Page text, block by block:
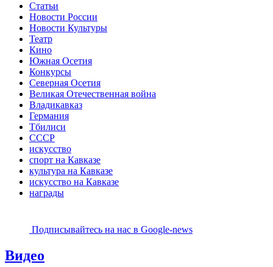
Статьи
Новости России
Новости Культуры
Театр
Кино
Южная Осетия
Конкурсы
Северная Осетия
Великая Отечественная война
Владикавказ
Германия
Тбилиси
СССР
искусство
спорт на Кавказе
культура на Кавказе
искусство на Кавказе
награды
Подписывайтесь на наc в Google-news
Видео